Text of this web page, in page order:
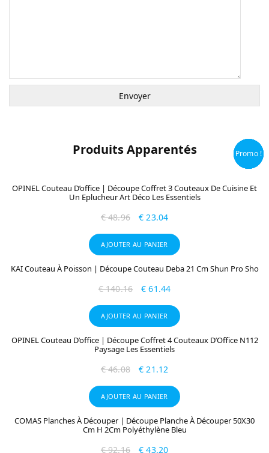
Produits Apparentés Promo !
OPINEL Couteau D’office | Découpe Coffret 3 Couteaux De Cuisine Et
Un Eplucheur Art Déco Les Essentiels
€48.96 € 23.04
AJOUTER AU PANIER
Promo !
KAI Couteau À Poisson | Découpe Couteau Deba 21 Cm Shun Pro Sho
€140.16 € 61.44
AJOUTER AU PANIER
Promo !
OPINEL Couteau D’office | Découpe Coffret 4 Couteaux D’Office N112
Paysage Les Essentiels
€46.08 € 21.12
AJOUTER AU PANIER
Promo !
COMAS Planches À Découper | Découpe Planche À Découper 50X30
Cm H 2Cm Polyéthylène Bleu
€92.16 € 43.20